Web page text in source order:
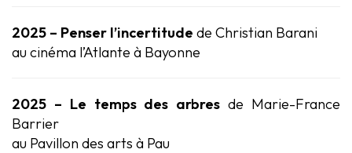
2025 – Penser l’incertitude de Christian Barani
au cinéma l’Atlante à Bayonne
2025 – Le temps des arbres de Marie-France
Barrier
au Pavillon des arts à Pau